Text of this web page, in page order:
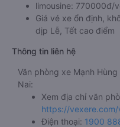
limousine: 770000đ/
Giá vé xe ổn định,
dịp Lễ, Tết cao điểm
Thông tin liên hệ
Văn phòng xe Mạnh
Nai:
Xem địa chỉ văn
https://
Điện thoại: 1900